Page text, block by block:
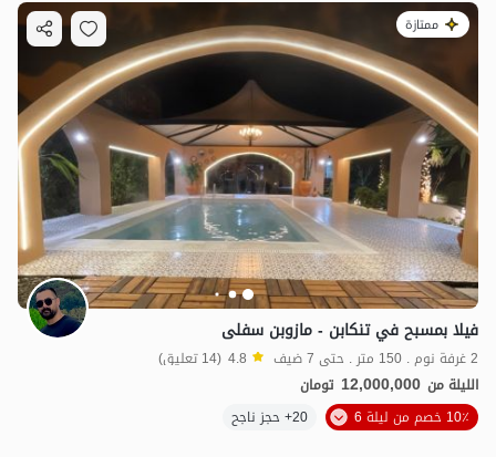
2.7مليون ت 4.9
ممتازة
فيلا بمسبح في تنكابن - مازوبن سفلى
2 غرفة نوم . 150 متر . حتى 7 ضيف 4.8 (14 تعليق)
الليلة من 12,000,000 تومان
10٪ خصم من ليلة 6
20+ حجز ناجح